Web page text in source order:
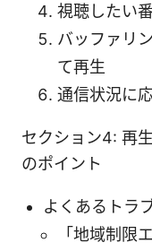
視聴したい
バッファリ
て再生
通信状況に
セクション4: 再
のポイント
よくあるトラ
「地域制限